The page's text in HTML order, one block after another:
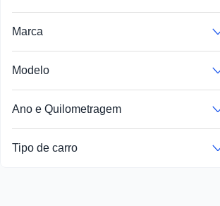
Marca
Modelo
Ano e Quilometragem
Tipo de carro